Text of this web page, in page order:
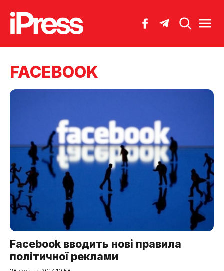
FACEBOOK
Facebook вводить нові правила
політичної реклами